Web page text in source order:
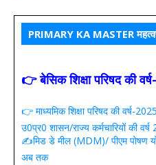
PRIMARY KA MASTER
👉 बेसिक शिक्षा परिषद की
👉 माध्यमिक शिक्षा परिषद की वर्ष-
उ0प्र0 शासन/राज्य कर्मचारियों की
✍️मिड डे मील (MDM)/ पीएम पोषण
अब तक